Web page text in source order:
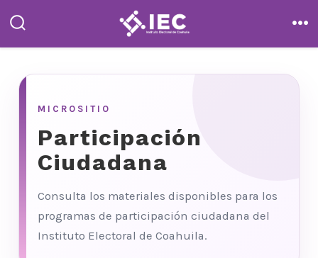
contenido
la
MICROSITIO
Participación
Ciudadana
Consulta los materiales disponibles para los
programas de participación ciudadana del
Instituto Electoral de Coahuila.